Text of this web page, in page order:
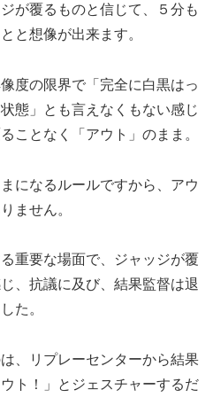
が覆るものと信じて、５分も
と想像が出来ます。
度の限界で「完全に白黒はっ
態」とも言えなくもない感じ
ことなく「アウト」のまま。
になるルールですから、アウ
ません。
重要な場面で、ジャッジが覆
、抗議に及び、結果監督は退
た。
、リプレーセンターから結果
ト！」とジェスチャーするだ